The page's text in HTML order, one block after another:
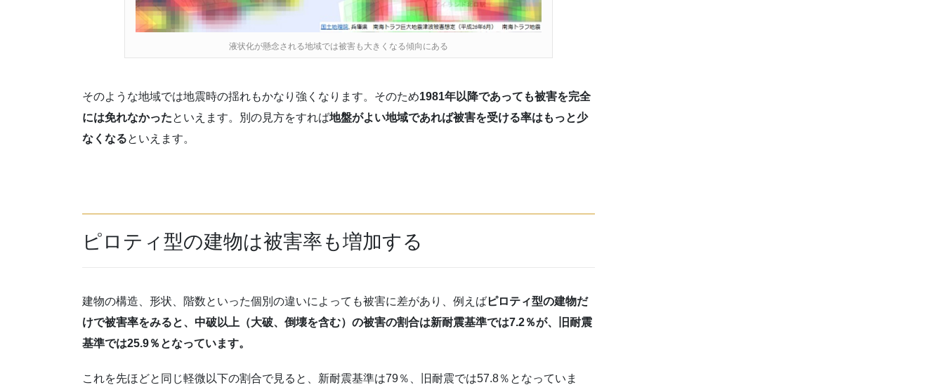
液状化が懸念される地域では被害も大きくなる傾向にある
そのような地域では地震時の揺れもかなり強くなります。そのため1981年以降であっても被害を完全
には免れなかったといえます。別の見方をすれば地盤がよい地域であれば被害を受ける率はもっと少
なくなるといえます。
ピロティ型の建物は被害率も増加する
建物の構造、形状、階数といった個別の違いによっても被害に差があり、例えばピロティ型の建物だ
けで被害率をみると、中破以上（大破、倒壊を含む）の被害の割合は新耐震基準では7.2％が、旧耐震
基準では25.9％となっています。
これを先ほどと同じ軽微以下の割合で見ると、新耐震基準は79％、旧耐震では57.8％となっていま